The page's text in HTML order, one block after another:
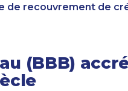
de recouvrement de
(BBB)